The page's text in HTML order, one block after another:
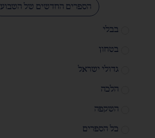
הספרים החדשים של השבוע
בבלי
בטחון
גדולי ישראל
הלכה
השקפה
כל הספרים